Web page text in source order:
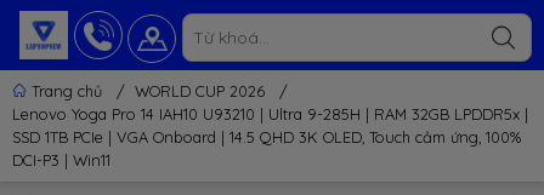
Trang chủ / WORLD CUP 2026
/
Lenovo Yoga Pro 14 IAH10 U93210 | Ultra 9-285H | RAM 32GB LPDDR5x |
SSD 1TB PCIe | VGA Onboard | 14.5 QHD 3K OLED, Touch cảm ứng, 100%
DCI-P3 | Win11